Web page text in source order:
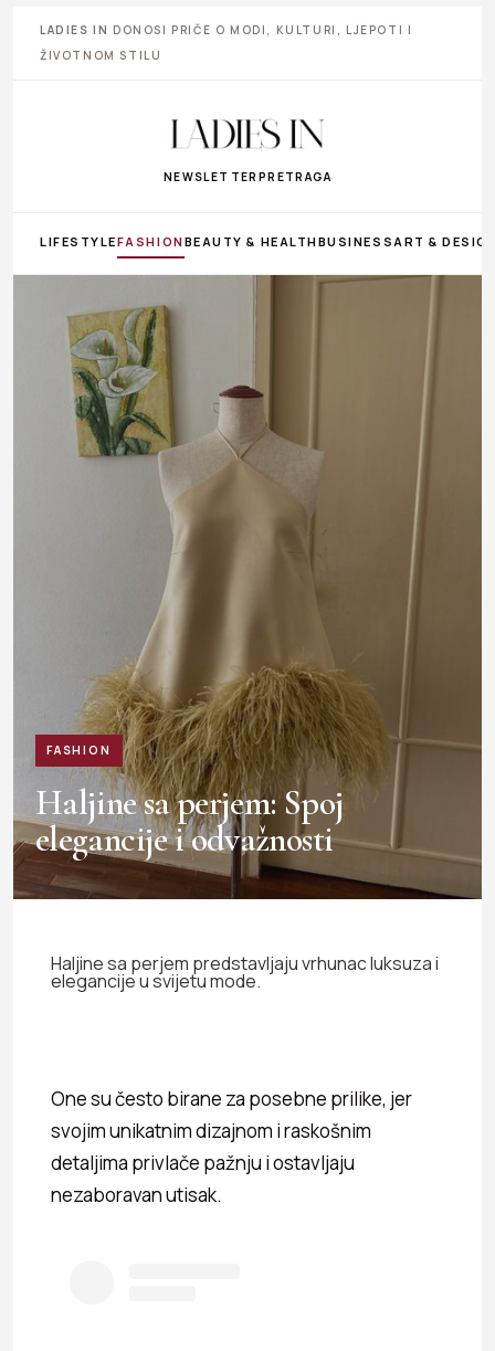
LADIES IN DONOSI PRIČE O MODI, KULTURI, LJEPOTI I
ŽIVOTNOM STILU
NEWSLETTER PRETRAGA
LIFESTYLEFASHIONBEAUTY & HEALTHBUSINESS ART &
FASHION
Haljine sa perjem: Spoj
elegancije i odvažnosti
Haljine sa perjem predstavljaju vrhunac luksuza i
elegancije u svijetu mode.
One su često birane za posebne prilike, jer
svojim unikatnim dizajnom i raskošnim
detaljima privlače pažnju i ostavljaju
nezaboravan utisak.